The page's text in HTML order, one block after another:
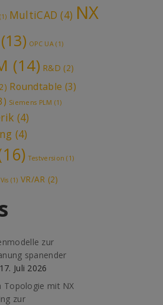
(1) MultiCAD (4) NX
(13) OPC UA(1)
(14) R&D (2)
Roundtable (3)
Siemens PLM (1)
(4)
(4)
Testversion (1)
Vis (1) VR/AR (2)
zur
spanender
17. Juli 2026
Topologie mit NX
zur